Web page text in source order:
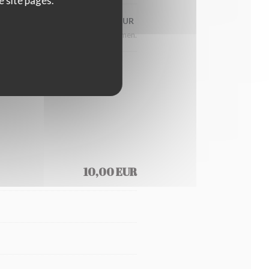
et béarnaise.
1,00 EUR
Supplémen.
10,00 EUR